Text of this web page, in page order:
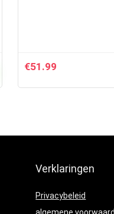
€51.99
Verklaringen
Privacybeleid